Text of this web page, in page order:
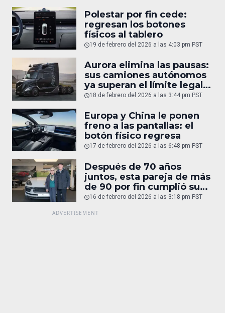
Polestar por fin cede:
regresan los botones
físicos al tablero
19 de febrero del 2026 a las 4:03 pm PST
Aurora elimina las pausas:
sus camiones autónomos
ya superan el límite legal
humano
18 de febrero del 2026 a las 3:44 pm PST
Europa y China le ponen
freno a las pantallas: el
botón físico regresa
17 de febrero del 2026 a las 6:48 pm PST
Después de 70 años
juntos, esta pareja de más
de 90 por fin cumplió su
sueño: un Porsche
16 de febrero del 2026 a las 3:18 pm PST